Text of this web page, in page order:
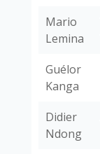
Mario
Lemina
Guélor
Kanga
Didier
Ndong